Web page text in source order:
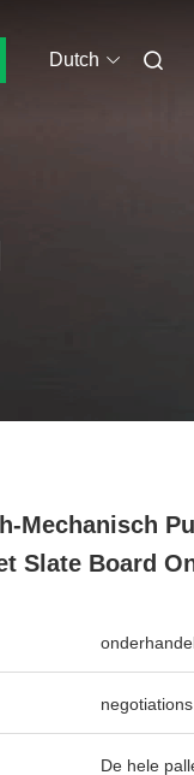
Dutch
Mechanisch
Slate Board
negotiations
De hele